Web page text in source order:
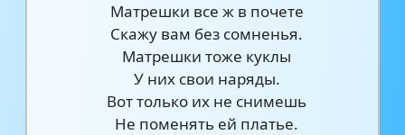
Матрешки все ж в почете
Скажу вам без сомненья.
Матрешки тоже куклы
У них свои наряды.
Вот только их не снимешь
Не поменять ей платье.